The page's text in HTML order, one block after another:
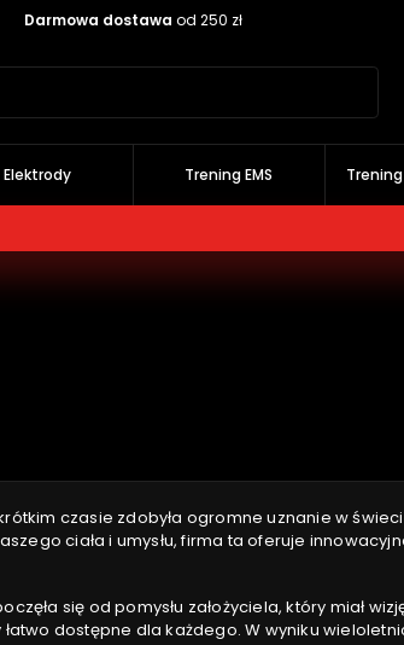
Darmowa dostawa od 250 zł
Elektrody Trening EMS
czasie zdobyła ogromne uznanie w
ciała i umysłu, firma ta oferuje
się od pomysłu założyciela, który miał
dostępne dla każdego. W wyniku